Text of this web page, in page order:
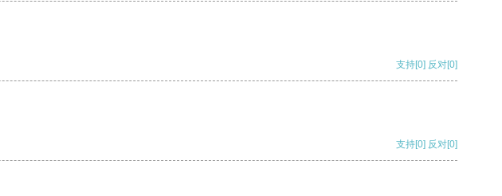
支持[0] 反对[0]
支持[0] 反对[0]